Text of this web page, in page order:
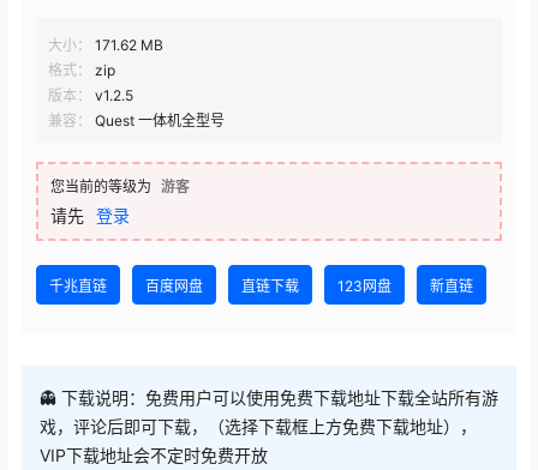
大小：
171.62 MB
格式：
zip
版本：
v1.2.5
兼容：
Quest 一体机全型号
您当前的等级为 游客
请先 登录
千兆直链 百度网盘 直链下载 123网盘 新直链
👻 下载说明：免费用户可以使用免费下载地址下载全站所有游
戏，评论后即可下载，（选择下载框上方免费下载地址），
VIP下载地址会不定时免费开放